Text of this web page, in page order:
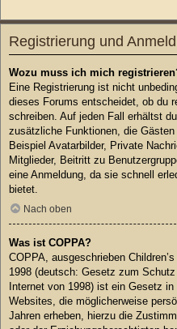
Registrierung und
Wozu muss ich mich
Eine Registrierung ist nicht
dieses Forums entscheidet, ob du
schreiben. Auf jeden Fall erhältst
zusätzliche Funktionen, die
Beispiel Avatarbilder, Private
Mitglieder, Beitritt zu
eine Anmeldung, da sie schnell
bietet.
Nach oben
Was ist COPPA?
COPPA, ausgeschrieben
1998 (deutsch: Gesetz zum
Internet von 1998) ist ein Gesetz
Websites, die möglicherweise
Jahren erheben, hierzu die